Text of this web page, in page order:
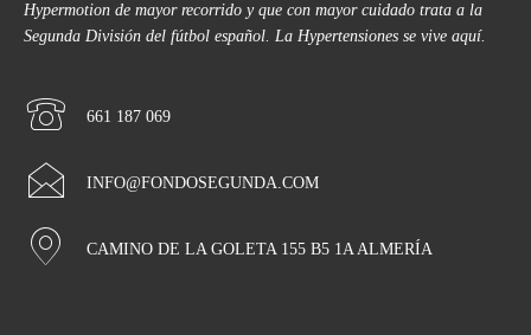
Hypermotion de mayor recorrido y que con mayor cuidado trata a la
Segunda División del fútbol español. La Hypertensiones se vive aquí.
661 187 069
INFO@FONDOSEGUNDA.COM
CAMINO DE LA GOLETA 155 B5 1A ALMERÍA